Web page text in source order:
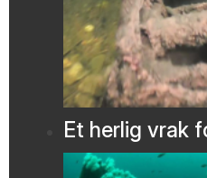
Et herlig vrak